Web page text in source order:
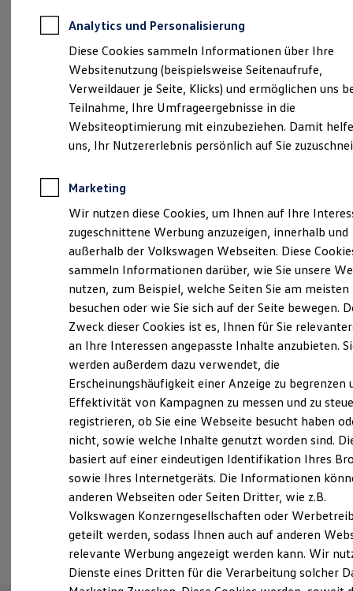
Autokredit mit Schlussrate
Versicherungen und Garantien
Kfz-Versicherung
Restschuldversicherungen
Garantien
Wartungsverträge
Geschäftskunden
Professional Class bei Volkswagen
Großkunden
Behörden
Anpfiff zum Gewinn
Elektroautos
ID. Tutorials
Elektrofahrzeugkonzepte
Reichweite
Reichweite der ID. Modelle
Reichweite im Winter
Laden
Laden unterwegs
Laden Zuhause
Ladezeitensimulator
Batterie
Sicherheit
Garantie und Lebensdauer
Nachhaltigkeit
Technologie
Kosten und Kauf
Verbrauchskosten
Kaufoptionen
E-Auto-Förderung
Software und Konnektivität
Die ID. Software 6
ID. Software Versionen und Updates
Digitale Extras
Schnittstellen zu Ihrem ID.
Probefahrt vereinbaren
Fahrzeugangebot anfordern
Servicetermin buchen
Serviceanfrage stellen
Analytics und Personalisierung
Diese Cookies sammeln Informationen über Ihre
Websitenutzung (beispielsweise Seitenaufrufe,
Verweildauer je Seite, Klicks) und ermöglichen uns
Teilnahme, Ihre Umfrageergebnisse in die
Websiteoptimierung mit einzubeziehen. Damit
uns, Ihr Nutzererlebnis persönlich auf Sie
Marketing
Wir nutzen diese Cookies, um Ihnen auf Ihre
zugeschnittene Werbung anzuzeigen, innerhalb und
außerhalb der Volkswagen Webseiten. Diese
sammeln Informationen darüber, wie Sie unsere
nutzen, zum Beispiel, welche Seiten Sie am meisten
besuchen oder wie Sie sich auf der Seite bewegen.
Zweck dieser Cookies ist es, Ihnen für Sie
an Ihre Interessen angepasste Inhalte anzubieten.
werden außerdem dazu verwendet, die
Erscheinungshäufigkeit einer Anzeige zu begrenzen
Effektivität von Kampagnen zu messen und zu
registrieren, ob Sie eine Webseite besucht haben
nicht, sowie welche Inhalte genutzt worden sind.
basiert auf einer eindeutigen Identifikation Ihres
sowie Ihres Internetgeräts. Die Informationen
anderen Webseiten oder Seiten Dritter, wie z.B.
Volkswagen Konzerngesellschaften oder
geteilt werden, sodass Ihnen auch auf anderen
relevante Werbung angezeigt werden kann. Wir
Dienste eines Dritten für die Verarbeitung solcher